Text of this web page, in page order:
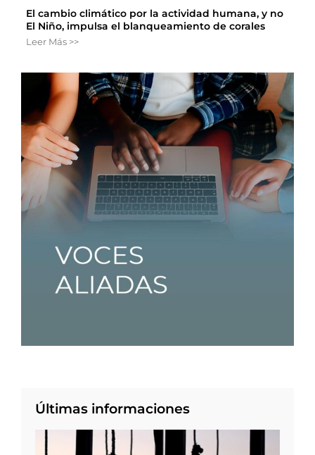
El cambio climático por la actividad humana, y no
El Niño, impulsa el blanqueamiento de corales
Leer Más >>
Últimas informaciones